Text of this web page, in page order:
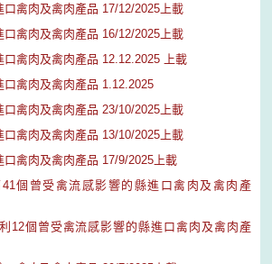
口禽肉及禽肉產品 17/12/2025上載
口禽肉及禽肉產品 16/12/2025上載
口禽肉及禽肉產品 12.12.2025 上載
口禽肉及禽肉產品 1.12.2025
口禽肉及禽肉產品 23/10/2025上載
口禽肉及禽肉產品 13/10/2025上載
口禽肉及禽肉產品 17/9/2025上載
個曾受禽流感影響的縣進口禽肉及禽肉產
12個曾受禽流感影響的縣進口禽肉及禽肉產